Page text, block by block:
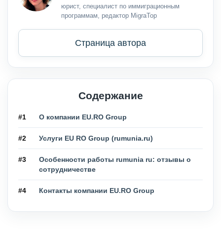
юрист, специалист по иммиграционным
программам, редактор MigraTop
Страница автора
Содержание
#1 О компании EU.RO Group
#2 Услуги EU RO Group (rumunia.ru)
#3
Особенности работы rumunia ru: отзывы о
сотрудничестве
#4 Контакты компании EU.RO Group